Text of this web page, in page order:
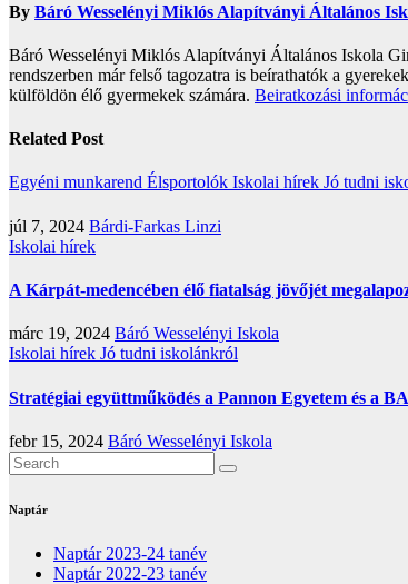
By Báró Wesselényi Miklós Alapítványi Általános
Báró Wesselényi Miklós Alapítványi Általános Iskola
rendszerben már felső tagozatra is beírathatók a
külföldön élő gyermekek számára. Beiratkozási
Related Post
Egyéni munkarend Élsportolók Iskolai hírek Jó tudni
júl 7, 2024 Bárdi-Farkas Linzi
Iskolai hírek
A Kárpát-medencében élő fiatalság jövőjét
márc 19, 2024 Báró Wesselényi Iskola
Iskolai hírek Jó tudni iskolánkról
Stratégiai együttműködés a Pannon Egyetem és a
febr 15, 2024 Báró Wesselényi Iskola
Naptár
Naptár 2023-24 tanév
Naptár 2022-23 tanév